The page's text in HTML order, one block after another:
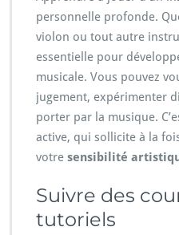
personnelle profonde.
violon ou tout autre
essentielle pour
musicale. Vous pouvez
jugement, expérimenter
porter par la musique.
active, qui sollicite à la
votre sensibilité
Suivre des
tutoriels